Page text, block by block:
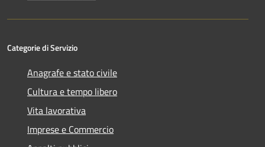
Categorie di Servizio
Anagrafe e stato civile
Cultura e tempo libero
Vita lavorativa
Imprese e Commercio